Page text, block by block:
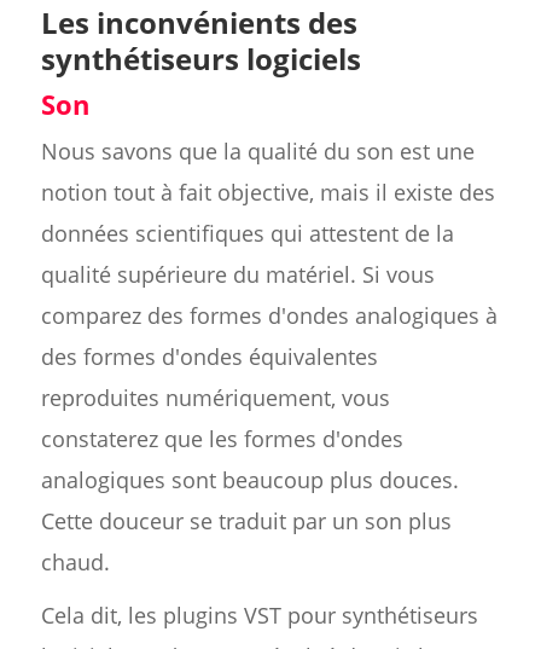
Les inconvénients des
synthétiseurs logiciels
Son
Nous savons que la qualité du son est une
notion tout à fait objective, mais il existe des
données scientifiques qui attestent de la
qualité supérieure du matériel. Si vous
comparez des formes d'ondes analogiques à
des formes d'ondes équivalentes
reproduites numériquement, vous
constaterez que les formes d'ondes
analogiques sont beaucoup plus douces.
Cette douceur se traduit par un son plus
chaud.
Cela dit, les plugins VST pour synthétiseurs